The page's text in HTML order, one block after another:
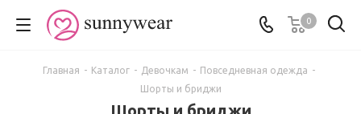
0
Главная - Каталог - Девочкам - Повседневная одежда -
Шорты и бриджи